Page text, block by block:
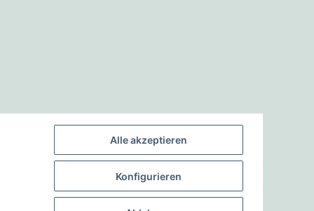
Alle akzeptieren
Konfigurieren